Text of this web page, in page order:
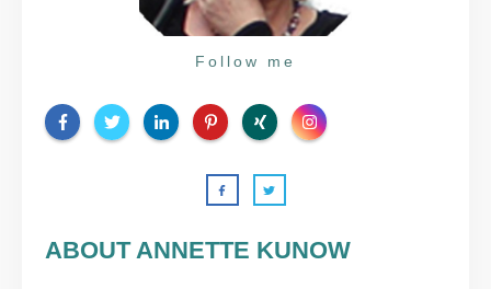
ABOUT ANNETTE KUNOW
Follow me